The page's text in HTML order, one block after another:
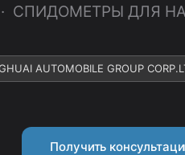
· СПИДОМЕТРЫ ДЛЯ
AUTOMOBILE GROUP
Получить